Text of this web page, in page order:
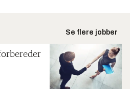
Se flere jobber